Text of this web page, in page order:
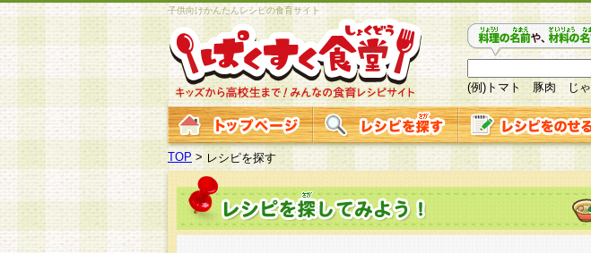
子供向けかんたんレシピの食育サイト
(例)トマト 豚肉 じゃ
TOP >レシピを探す